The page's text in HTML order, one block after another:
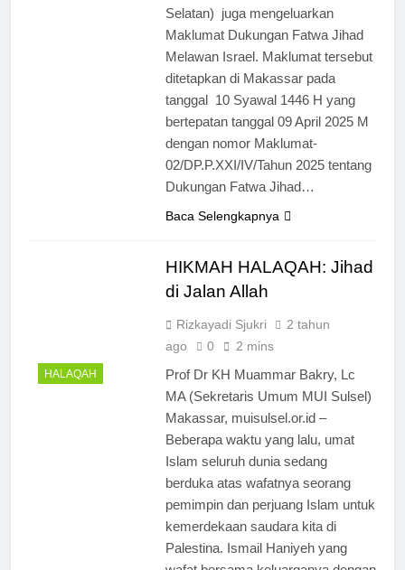
Selatan) juga mengeluarkan
Maklumat Dukungan Fatwa Jihad
Melawan Israel. Maklumat tersebut
ditetapkan di Makassar pada
tanggal 10 Syawal 1446 H yang
bertepatan tanggal 09 April 2025 M
dengan nomor Maklumat-
02/DP.P.XXI/IV/Tahun 2025 tentang
Dukungan Fatwa Jihad…
Baca Selengkapnya
HALAQAH
HIKMAH HALAQAH: Jihad
di Jalan Allah
Rizkayadi Sjukri
2 tahun
ago
0 2 mins
Prof Dr KH Muammar Bakry, Lc
MA (Sekretaris Umum MUI Sulsel)
Makassar, muisulsel.or.id –
Beberapa waktu yang lalu, umat
Islam seluruh dunia sedang
berduka atas wafatnya seorang
pemimpin dan perjuang Islam untuk
kemerdekaan saudara kita di
Palestina. Ismail Haniyeh yang
Ulama Muda Diminta Tak Gagap
Media Sosial, Dakwah Harus
Hadir di Ruang Digital
NEWS